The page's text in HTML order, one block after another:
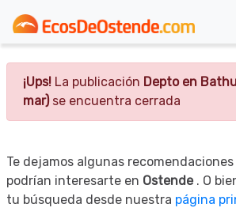
¡Ups! La publicación Depto en
mar) se encuentra cerrada
Te dejamos algunas
podrían interesarte en Ostende . O
tu búsqueda desde nuestra página